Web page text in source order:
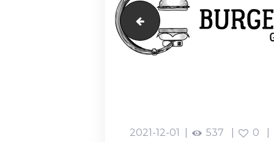
FISH-AND-BREAD
2021-12-01 537 0